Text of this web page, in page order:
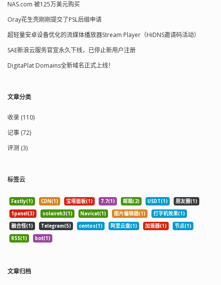
NAS.com 被125万美元购买
Oray花生壳刚刚提交了PSL后缀申请
超轻量安卓设备优化的流媒体播放器Stream Player（HiDNS邀请码活动）
SAE新浪云服务官宣永久下线，已停止新用户注册
DigitaPlat Domains全新域名正式上线！
文章分类
收录 (110)
记事 (72)
评测 (3)
标签云
Fastly(1) CDN(1) 宝塔面板(1) 7.7(1) 邮箱(2) USDT(1)
朋友圈(1)
1panel(3)
solaireh3(1) Navicat(1) 图片编辑器(1)
打字机效果(1)
融合怪(1)
Telegram(5) centos(1) 阿里云盘(1) 加速器(1)
节点(1)
RSS(1)
bot(1)
文章归档